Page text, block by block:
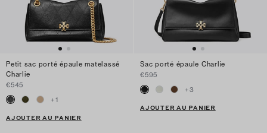
Petit sac porté épaule matelassé
Charlie
€545
+1
AJOUTER AU PANIER
Sac porté épaule Charlie
€595
+3
AJOUTER AU PANIER